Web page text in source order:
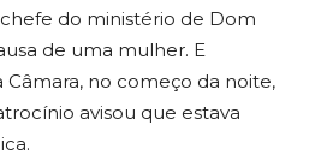
do ministério de Dom
de uma mulher. E
Câmara, no começo da noite,
avisou que estava